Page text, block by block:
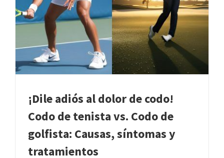
¡Dile adiós al dolor de codo!
Codo de tenista vs. Codo de
golfista: Causas, síntomas y
tratamientos